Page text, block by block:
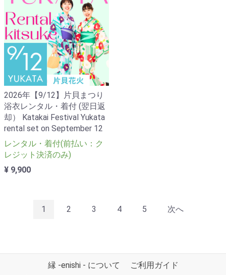
2026年【9/12】片貝まつり
浴衣レンタル・着付 (翌日返
却） Katakai Festival Yukata
rental set on September 12
レンタル・着付(前払い：ク
レジット決済のみ)
¥ 9,900
1 2 3 4 5 次へ
縁 -enishi - について
ご利用ガイド